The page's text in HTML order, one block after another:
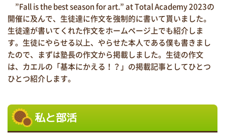
”Fall is the best season for art.” at Total Academy 2023の
開催に及んで、生徒達に作文を強制的に書いて貰いました。
生徒達が書いてくれた作文をホームページ上でも紹介しま
す。生徒にやらせる以上、やらせた本人である僕も書きまし
たので、まずは塾長の作文から掲載しました。生徒の作文
は、カエルの「基本にかえる！？」の掲載記事としてひとつ
ひとつ紹介します。
私と部活